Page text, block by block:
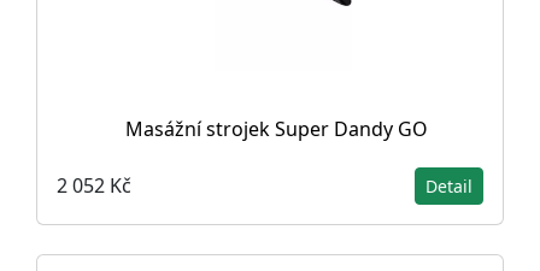
Masážní strojek Super Dandy GO
2 052 Kč Detail